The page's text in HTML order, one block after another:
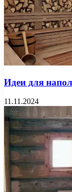
Идеи для
11.11.2024